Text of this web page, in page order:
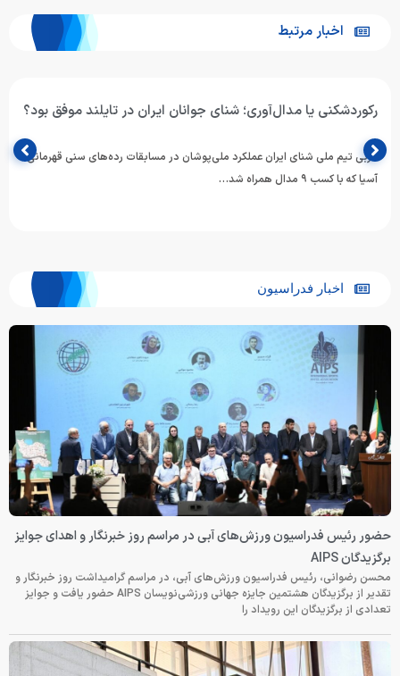
اخبار مرتبط
رکوردشکنی یا مدال‌آوری؛ شنای جوانان ایران در تایلند موفق بود؟
مربی تیم ملی شنای ایران عملکرد ملی‌پوشان در مسابقات رده‌های سنی قهرمانی
آسیا که با کسب ۹ مدال همراه شد…
اخبار فدراسیون
حضور رئیس فدراسیون ورزش‌های آبی در مراسم روز خبرنگار و اهدای جوایز
برگزیدگان AIPS
محسن رضوانی، رئیس فدراسیون ورزش‌های آبی، در مراسم گرامیداشت روز خبرنگار و
تقدیر از برگزیدگان هشتمین جایزه جهانی ورزشی‌نویسان AIPS حضور یافت و جوایز
تعدادی از برگزیدگان این رویداد را